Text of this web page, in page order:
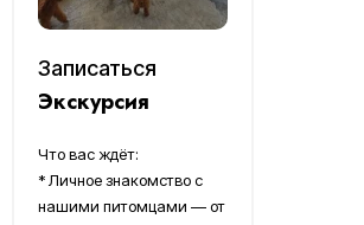
Записаться
Экскурсия
Что вас ждёт:
* Личное знакомство с
нашими питомцами — от